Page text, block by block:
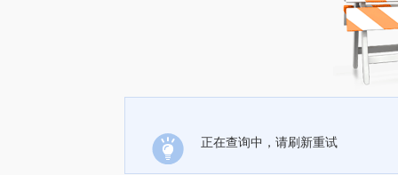
正在查询中，请刷新重试